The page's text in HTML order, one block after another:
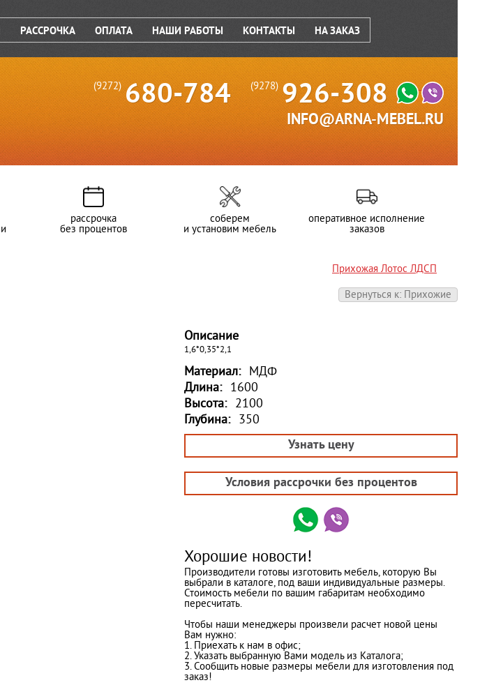
РАССРОЧКА ОПЛАТА НАШИ РАБОТЫ КОНТАКТЫ НА ЗАКАЗ
(9272) 680-784 (9278) 926-308
INFO@ARNA-MEBEL.RU
рассрочка
без процентов
соберем
и установим мебель
оперативное исполнение
заказов
Прихожая Лотос ЛДСП
Вернуться к: Прихожие
Описание
1,6*0,35*2,1
Материал: МДФ
Длина: 1600
Высота: 2100
Глубина: 350
Узнать цену
Условия рассрочки без процентов
Хорошие новости!
Производители готовы изготовить мебель, которую Вы
выбрали в каталоге, под ваши индивидуальные размеры.
Стоимость мебели по вашим габаритам необходимо
пересчитать.
Чтобы наши менеджеры произвели расчет новой цены
Вам нужно:
1. Приехать к нам в офис;
2. Указать выбранную Вами модель из Каталога;
3. Сообщить новые размеры мебели для изготовления под
заказ!